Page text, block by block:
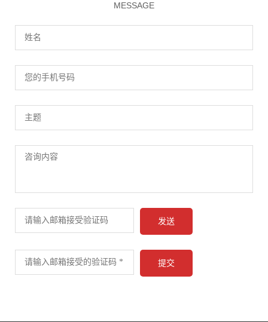
MESSAGE
发送
提交